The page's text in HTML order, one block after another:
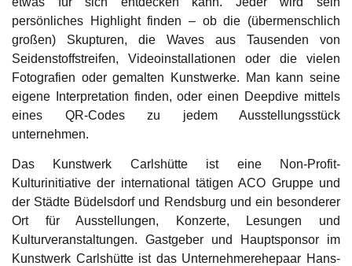
persönliches Highlight finden – ob die (übermenschlich
großen) Skupturen, die Waves aus Tausenden von
Seidenstoffstreifen, Videoinstallationen oder die vielen
Fotografien oder gemalten Kunstwerke. Man kann seine
eigene Interpretation finden, oder einen Deepdive mittels
eines QR-Codes zu jedem Ausstellungsstück
unternehmen.
Das Kunstwerk Carlshütte ist eine Non-Profit-
Kulturinitiative der international tätigen ACO Gruppe und
der Städte Büdelsdorf und Rendsburg und ein besonderer
Ort für Ausstellungen, Konzerte, Lesungen und
Kulturveranstaltungen. Gastgeber und Hauptsponsor im
Kunstwerk Carlshütte ist das Unternehmerehepaar Hans-